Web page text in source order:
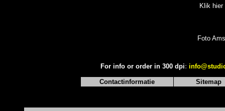
Klik
Foto
For info or order in 300 dpi:
Contactinformatie Sitemap